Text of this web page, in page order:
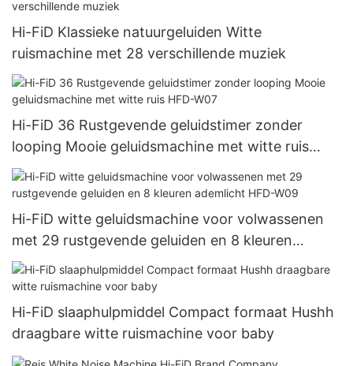
Hi-FiD Klassieke natuurgeluiden Witte
ruismachine met 28 verschillende muziek
Hi-FiD 36 Rustgevende geluidstimer zonder
looping Mooie geluidsmachine met witte ruis
HFD-W07
Hi-FiD witte geluidsmachine voor volwassenen
met 29 rustgevende geluiden en 8 kleuren
ademlicht HFD-W09
Hi-FiD slaaphulpmiddel Compact formaat Hushh
draagbare witte ruismachine voor baby